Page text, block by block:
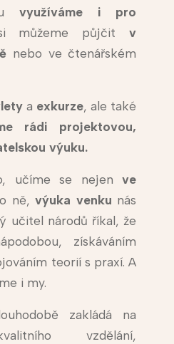
využíváme i pro
můžeme půjčitv
nebo ve čtenářském
a exkurze, ale také
rádi projektovou,
výuku.
učíme se nejenve
ně,výuka venku nás
učitel národů říkal, že
získáváním
teorií s praxí. A
i my.
zakládá na
vzdělání,